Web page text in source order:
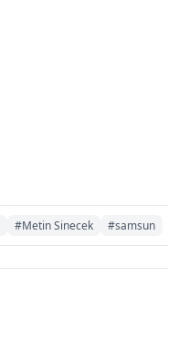
#Metin Sinecek #samsun